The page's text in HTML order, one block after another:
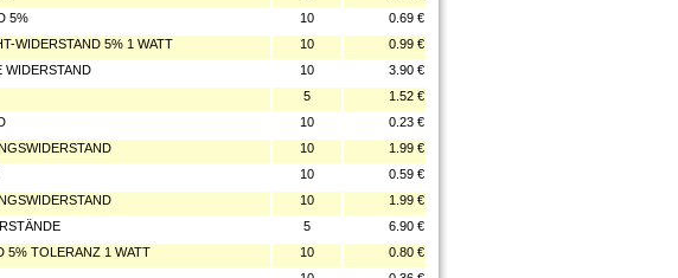
5% 10
0.69 €
WIDERSTAND 5% 1 WATT 10
0.99 €
WIDERSTAND 10
3.90 €
5
1.52 €
10
0.23 €
10
1.99 €
10
0.59 €
10
1.99 €
5
6.90 €
5% TOLERANZ 1 WATT 10
0.80 €